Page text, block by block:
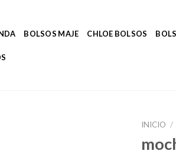
BOLSOS MAJE CHLOE BOLSOS
INICIO /